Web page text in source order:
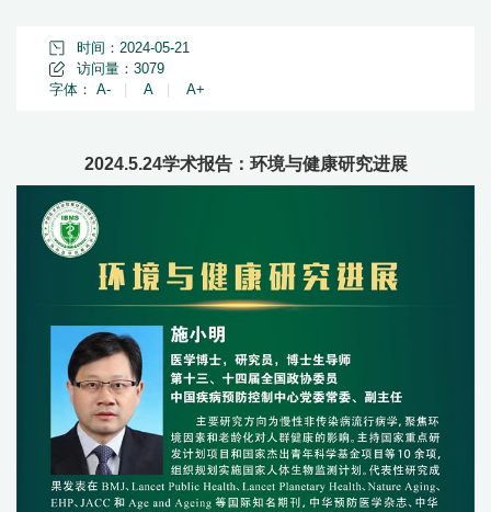
时间：2024-05-21
访问量： 3079
字体： A- A A+
2024.5.24学术报告：环境与健康研究进展